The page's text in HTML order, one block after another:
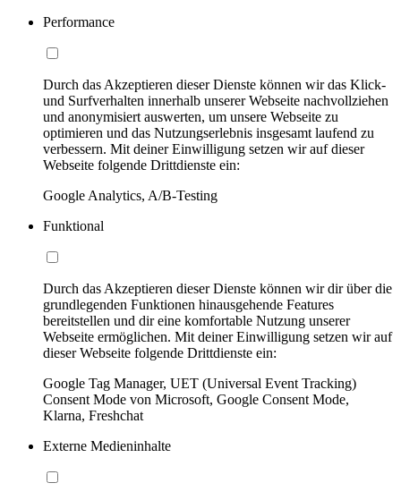
Performance
Durch das Akzeptieren dieser Dienste können wir das Klick-
und Surfverhalten innerhalb unserer Webseite nachvollziehen
und anonymisiert auswerten, um unsere Webseite zu
optimieren und das Nutzungserlebnis insgesamt laufend zu
verbessern. Mit deiner Einwilligung setzen wir auf dieser
Webseite folgende Drittdienste ein:
Google Analytics, A/B-Testing
Funktional
Durch das Akzeptieren dieser Dienste können wir dir über die
grundlegenden Funktionen hinausgehende Features
bereitstellen und dir eine komfortable Nutzung unserer
Webseite ermöglichen. Mit deiner Einwilligung setzen wir auf
dieser Webseite folgende Drittdienste ein:
Google Tag Manager, UET (Universal Event Tracking)
Consent Mode von Microsoft, Google Consent Mode,
Klarna, Freshchat
Externe Medieninhalte